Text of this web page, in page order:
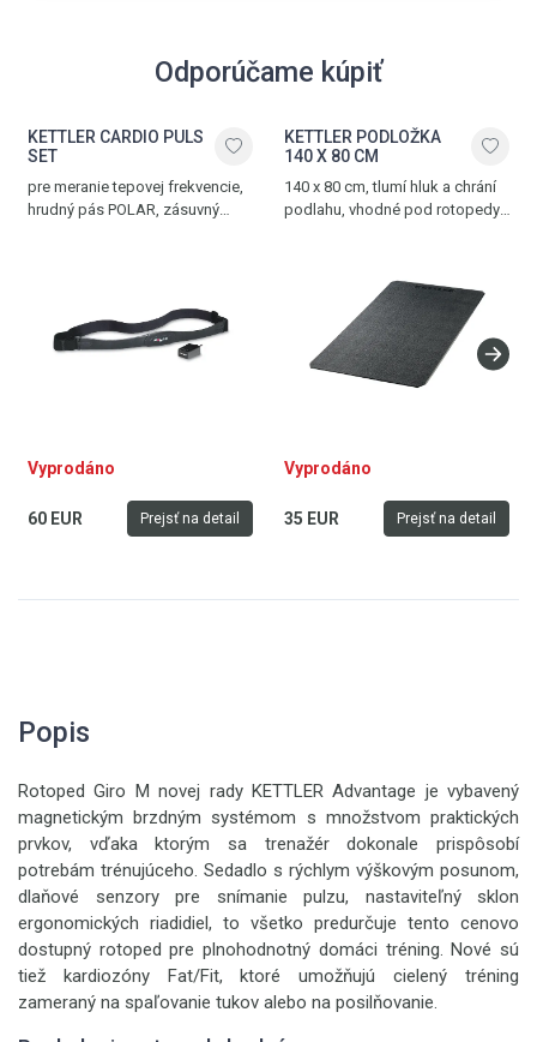
Odporúčame kúpiť
KETTLER CARDIO PULS
SET
pre meranie tepovej frekvencie,
hrudný pás POLAR, zásuvný
Vyprodáno
60 EUR Prejsť na detail
KETTLER PODLOŽKA
140 X 80 CM
140 x 80 cm, tlumí hluk a chrání
podlahu, vhodné pod rotopedy,
Vyprodáno
35 EUR Prejsť na detail
Popis
Rotoped Giro M novej rady KETTLER Advantage je vybavený
magnetickým brzdným systémom s množstvom praktických
prvkov, vďaka ktorým sa trenažér dokonale prispôsobí
potrebám trénujúceho. Sedadlo s rýchlym výškovým posunom,
dlaňové senzory pre snímanie pulzu, nastaviteľný sklon
ergonomických riadidiel, to všetko predurčuje tento cenovo
dostupný rotoped pre plnohodnotný domáci tréning. Nové sú
tiež kardiozóny Fat/Fit, ktoré umožňujú cielený tréning
zameraný na spaľovanie tukov alebo na posilňovanie.